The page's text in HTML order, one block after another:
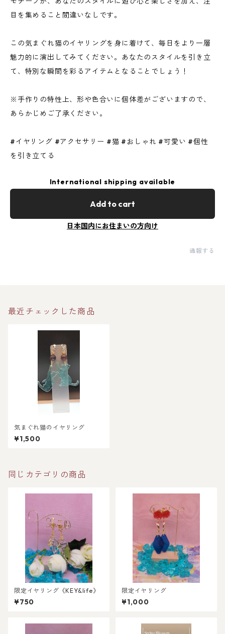
目を集めること間違いなしです。
この気まぐれ猫のイヤリングを身に着けて、毎日をより一層
魅力的に演出してみてください。あなたのスタイルを引き立
て、特別な瞬間を彩るアイテムとなることでしょう！
※手作りの特性上、形や色合いに個体差がございますので、
あらかじめご了承ください。
#イヤリング #アクセサリー #猫 #おしゃれ #可愛い #個性
を引き立てる
International shipping available
Add to cart
日本国内にお住まいの方向け
通報する
最近チェックした商品
気まぐれ猫のイヤリング
¥1,500
同じカテゴリの商品
限定イヤリング《KEY&life》
¥750
限定イヤリング
¥1,000